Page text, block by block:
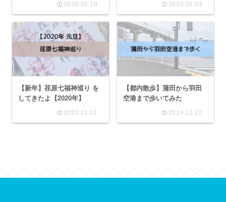
2020.01.19 2020.01.03
【新年】荏原七福神巡り を
してきたよ【2020年】
2020.01.01
【都内散歩】蒲田から羽田
空港まで歩いてみた
2019.12.22